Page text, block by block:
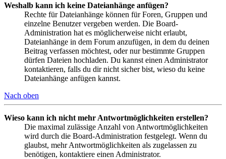
Weshalb kann ich keine Dateianhänge anfügen?
Rechte für Dateianhänge können für Foren, Gruppen und
einzelne Benutzer vergeben werden. Die Board-
Administration hat es möglicherweise nicht erlaubt,
Dateianhänge in dem Forum anzufügen, in dem du deinen
Beitrag verfassen möchtest, oder nur bestimmte Gruppen
dürfen Dateien hochladen. Du kannst einen Administrator
kontaktieren, falls du dir nicht sicher bist, wieso du keine
Dateianhänge anfügen kannst.
Nach oben
Wieso kann ich nicht mehr Antwortmöglichkeiten erstellen?
Die maximal zulässige Anzahl von Antwortmöglichkeiten
wird durch die Board-Administration festgelegt. Wenn du
glaubst, mehr Antwortmöglichkeiten als zugelassen zu
benötigen, kontaktiere einen Administrator.